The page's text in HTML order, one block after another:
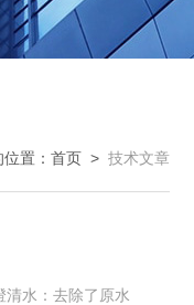
置： 首页 > 技术文章
水：去除了原水